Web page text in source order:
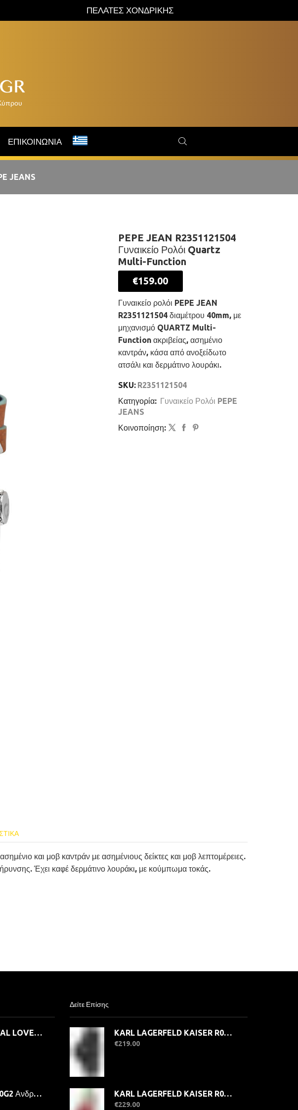
ΠΕΛΑΤΕΣ ΧΟΝΔΡΙΚΗΣ
ΕΠΙΚΟΙΝΩΝΊΑ
JEANS
PEPE JEAN R2351121504
Γυναικείο Ρολόι Quartz
Multi-Function
€159.00
Γυναικείο ρολόι PEPE JEAN
R2351121504 διαμέτρου 40mm, με
μηχανισμό QUARTZ Multi-
Function ακριβείας, ασημένιο
καντράν, κάσα από ανοξείδωτο
ατσάλι και δερμάτινο λουράκι.
SKU: R2351121504
Κατηγορία: Γυναικείο Ρολόι PEPE
JEANS
Κοινοποίηση:
και μοβ καντράν με ασημένιους δείκτες και μοβ λεπτομέρειες.
Έχει καφέ δερμάτινο λουράκι, με κούμπωμα τοκάς.
GUESS STEEL CRYSTAL LOVE JUBR06363JWYG-No.56 Δαχτυλίδι Χρυσό Με Καρδιά
GUESS FAME GW1140G2 Ανδρικό Ρολόι Quatrz Ακριβείας
Δείτε Επίσης
KARL LAGERFELD KAISER R0553104504 Γυναικείο Ρολόι Quartz Ακριβείας
€219.00
KARL LAGERFELD KAISER R0553104512 Γυναικείο Ρολόι Quartz Ακριβείας
€229.00